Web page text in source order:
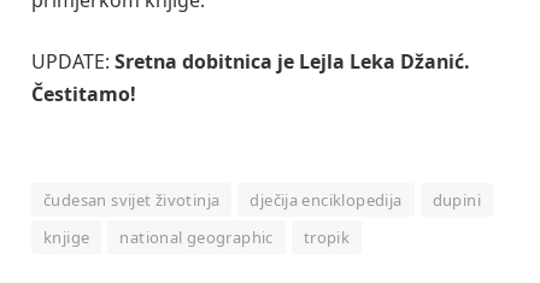
UPDATE: Sretna dobitnica je Lejla Leka Džanić.
Čestitamo!
čudesan svijet životinja dječija enciklopedija
dupini
knjige
national geographic tropik